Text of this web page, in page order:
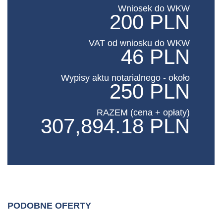
Wniosek do WKW
200 PLN
VAT od wniosku do WKW
46 PLN
Wypisy aktu notarialnego - około
250 PLN
RAZEM (cena + opłaty)
307,894.18 PLN
PODOBNE OFERTY